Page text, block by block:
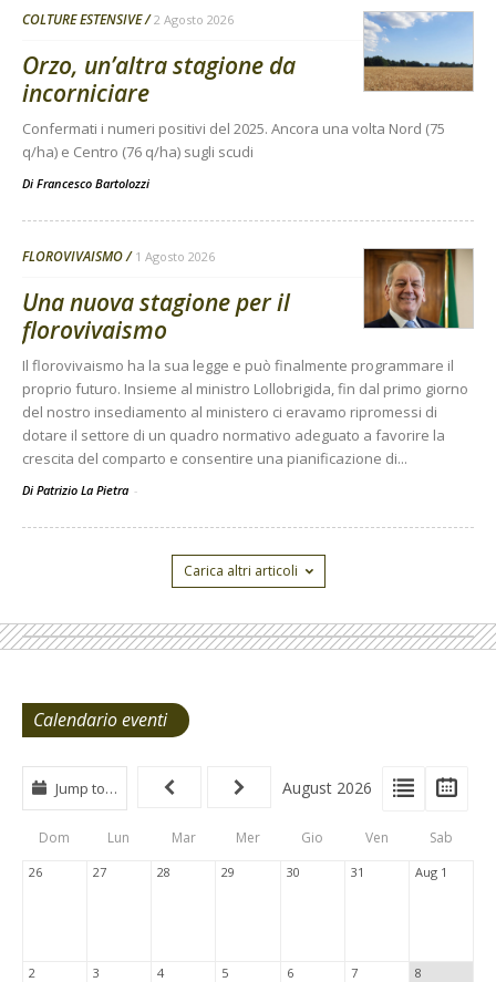
COLTURE ESTENSIVE 2 Agosto 2026
Orzo, un’altra stagione da
incorniciare
Confermati i numeri positivi del 2025. Ancora una volta Nord (75
q/ha) e Centro (76 q/ha) sugli scudi
Di Francesco Bartolozzi
FLOROVIVAISMO 1 Agosto 2026
Una nuova stagione per il
florovivaismo
Il florovivaismo ha la sua legge e può finalmente programmare il
proprio futuro. Insieme al ministro Lollobrigida, fin dal primo giorno
del nostro insediamento al ministero ci eravamo ripromessi di
dotare il settore di un quadro normativo adeguato a favorire la
crescita del comparto e consentire una pianificazione di...
Di Patrizio La Pietra -
Carica altri articoli
Calendario eventi
View
Type
Tabs
View
List
Jump to… August 2026
Dom Lun Mar Mer Gio Ven Sab
26 27 28 29 30 31 Aug 1
2 3 4 5 6 7 8